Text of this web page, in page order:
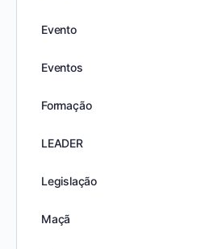
Evento
Eventos
Formação
LEADER
Legislação
Maçã